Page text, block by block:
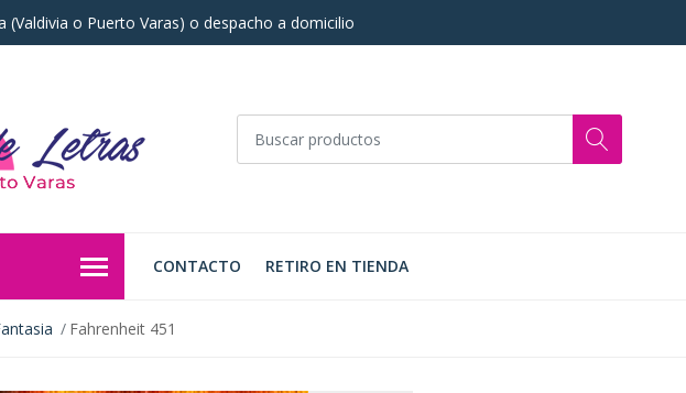
(Valdivia o Puerto Varas) o despacho a domicilio
CONTACTO RETIRO EN TIENDA
Fahrenheit 451